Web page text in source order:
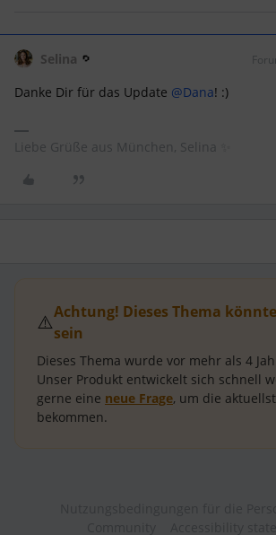
Selina
Danke Dir für das Update @Dana! :)
Liebe Grüße aus München, Selina ✨
⚠️Achtung! Dieses Thema
sein
Dieses Thema wurde vor mehr als 4
Unser Produkt entwickelt sich schnell
gerne eine neue Frage, um die
bekommen.